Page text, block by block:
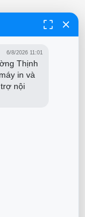
đủ
6/8/2026 11:01
Thịnh
in và
nội